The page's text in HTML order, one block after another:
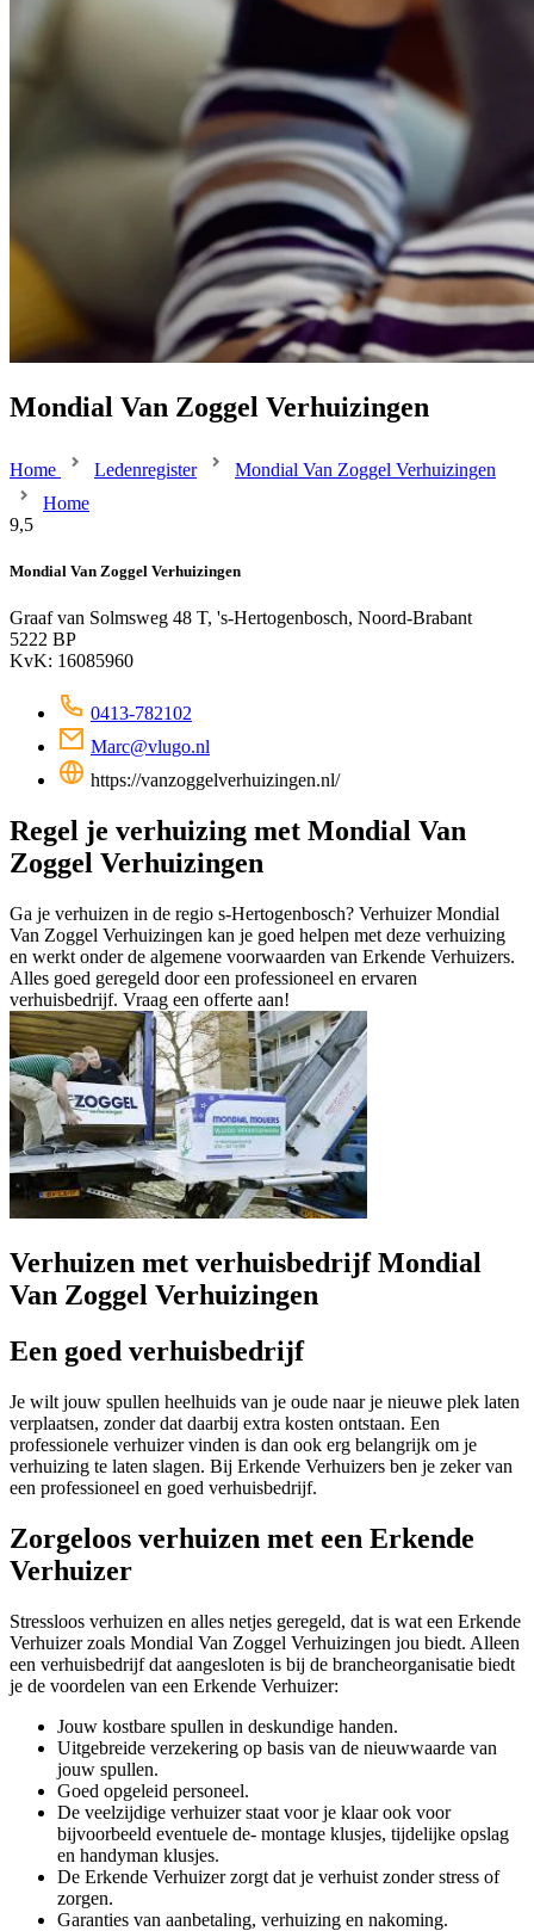
Mondial Van Zoggel Verhuizingen
Home Ledenregister
Mondial Van Zoggel Verhuizingen
Home
9,5
Mondial Van Zoggel Verhuizingen
Graaf van Solmsweg 48 T, 's-Hertogenbosch, Noord-Brabant
5222 BP
KvK: 16085960
0413-782102
Marc@vlugo.nl
https://vanzoggelverhuizingen.nl/
Regel je verhuizing met Mondial Van
Zoggel Verhuizingen
Ga je verhuizen in de regio s-Hertogenbosch? Verhuizer Mondial
Van Zoggel Verhuizingen kan je goed helpen met deze verhuizing
en werkt onder de algemene voorwaarden van Erkende Verhuizers.
Alles goed geregeld door een professioneel en ervaren
verhuisbedrijf. Vraag een offerte aan!
Verhuizen met verhuisbedrijf Mondial
Van Zoggel Verhuizingen
Een goed verhuisbedrijf
Je wilt jouw spullen heelhuids van je oude naar je nieuwe plek laten
verplaatsen, zonder dat daarbij extra kosten ontstaan. Een
professionele verhuizer vinden is dan ook erg belangrijk om je
verhuizing te laten slagen. Bij Erkende Verhuizers ben je zeker van
een professioneel en goed verhuisbedrijf.
Zorgeloos verhuizen met een Erkende
Verhuizer
Stressloos verhuizen en alles netjes geregeld, dat is wat een Erkende
Verhuizer zoals Mondial Van Zoggel Verhuizingen jou biedt. Alleen
een verhuisbedrijf dat aangesloten is bij de brancheorganisatie biedt
je de voordelen van een Erkende Verhuizer:
Jouw kostbare spullen in deskundige handen.
Uitgebreide verzekering op basis van de nieuwwaarde van
jouw spullen.
Goed opgeleid personeel.
De veelzijdige verhuizer staat voor je klaar ook voor
bijvoorbeeld eventuele de- montage klusjes, tijdelijke opslag
en handyman klusjes.
De Erkende Verhuizer zorgt dat je verhuist zonder stress of
zorgen.
Garanties van aanbetaling, verhuizing en nakoming.